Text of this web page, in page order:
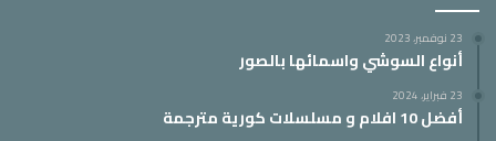
23 نوفمبر، 2023
أنواع السوشي واسمائها بالصور
23 فبراير، 2024
أفضل 10 افلام و مسلسلات كورية مترجمة